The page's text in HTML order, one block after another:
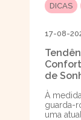
DICAS
17-08-
de
À
guarda-
uma